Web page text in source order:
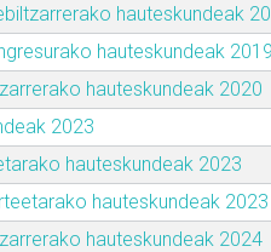
hauteskundeak
hauteskundeak 2019
hauteskundeak 2020
2023
hauteskundeak 2023
hauteskundeak 2023
hauteskundeak 2024